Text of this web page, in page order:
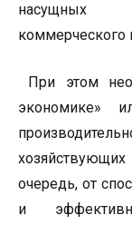
насущных
коммерческого
При этом
экономике»
очередь, от
и